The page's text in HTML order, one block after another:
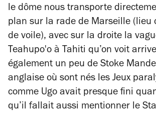
le dôme nous transporte
plan sur la rade de Marseille (lieu
de voile), avec sur la droite la
Teahupo'o à Tahiti qu’on voit
également un peu de Stoke
anglaise où sont nés les Jeux
comme Ugo avait presque fini
qu’il fallait aussi mentionner le